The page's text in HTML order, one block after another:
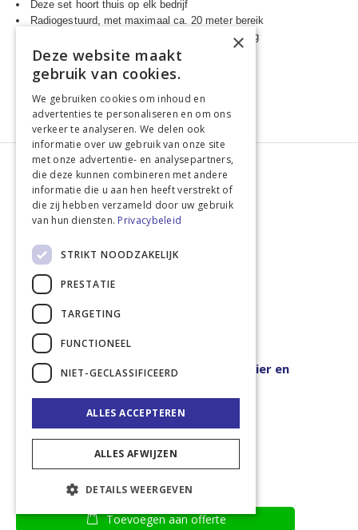
Deze set hoort thuis op elk bedrijf
Radiogestuurd, met maximaal ca. 20 meter bereik
Op elke machine snel een deugdelijke verlichting
Gemakkelijk te verwisselen
Oplaadtijd slechts 2,5 uur
Solo P421 granulaatstrooier, zoutstrooier en
kunstmeststrooier
Waardering:
Toevoegen aan offerte
×
Deze website maakt
gebruik van cookies.
We gebruiken cookies om inhoud en
advertenties te personaliseren en om ons
verkeer te analyseren. We delen ook
informatie over uw gebruik van onze site
met onze advertentie- en analysepartners,
die deze kunnen combineren met andere
informatie die u aan hen heeft verstrekt of
die zij hebben verzameld door uw gebruik
van hun diensten. Privacybeleid
STRIKT NOODZAKELIJK
PRESTATIE
TARGETING
FUNCTIONEEL
NIET-GECLASSIFICEERD
ALLES ACCEPTEREN
ALLES AFWIJZEN
DETAILS WEERGEVEN